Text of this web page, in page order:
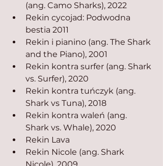
(ang. Camo Sharks), 2022
Rekin cycojad: Podwodna
bestia 2011
Rekin i pianino (ang. The Shark
and the Piano), 2001
Rekin kontra surfer (ang. Shark
vs. Surfer), 2020
Rekin kontra tuńczyk (ang.
Shark vs Tuna), 2018
Rekin kontra waleń (ang.
Shark vs. Whale), 2020
Rekin Lava
Rekin Nicole (ang. Shark